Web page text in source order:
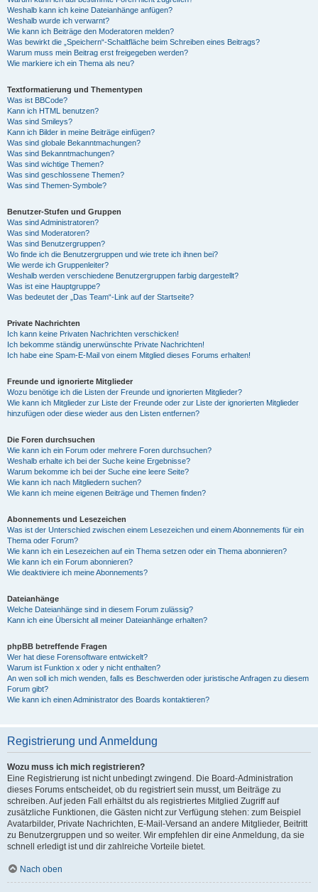
Weshalb kann ich keine Dateianhänge anfügen?
Weshalb wurde ich verwarnt?
Wie kann ich Beiträge den Moderatoren melden?
Was bewirkt die „Speichern“-Schaltfläche beim Schreiben eines Beitrags?
Warum muss mein Beitrag erst freigegeben werden?
Wie markiere ich ein Thema als neu?
Textformatierung und Thementypen
Was ist BBCode?
Kann ich HTML benutzen?
Was sind Smileys?
Kann ich Bilder in meine Beiträge einfügen?
Was sind globale Bekanntmachungen?
Was sind Bekanntmachungen?
Was sind wichtige Themen?
Was sind geschlossene Themen?
Was sind Themen-Symbole?
Benutzer-Stufen und Gruppen
Was sind Administratoren?
Was sind Moderatoren?
Was sind Benutzergruppen?
Wo finde ich die Benutzergruppen und wie trete ich ihnen bei?
Wie werde ich Gruppenleiter?
Weshalb werden verschiedene Benutzergruppen farbig dargestellt?
Was ist eine Hauptgruppe?
Was bedeutet der „Das Team“-Link auf der Startseite?
Private Nachrichten
Ich kann keine Privaten Nachrichten verschicken!
Ich bekomme ständig unerwünschte Private Nachrichten!
Ich habe eine Spam-E-Mail von einem Mitglied dieses Forums erhalten!
Freunde und ignorierte Mitglieder
Wozu benötige ich die Listen der Freunde und ignorierten Mitglieder?
Wie kann ich Mitglieder zur Liste der Freunde oder zur Liste der ignorierten Mitglieder
hinzufügen oder diese wieder aus den Listen entfernen?
Die Foren durchsuchen
Wie kann ich ein Forum oder mehrere Foren durchsuchen?
Weshalb erhalte ich bei der Suche keine Ergebnisse?
Warum bekomme ich bei der Suche eine leere Seite?
Wie kann ich nach Mitgliedern suchen?
Wie kann ich meine eigenen Beiträge und Themen finden?
Abonnements und Lesezeichen
Was ist der Unterschied zwischen einem Lesezeichen und einem Abonnements für ein
Thema oder Forum?
Wie kann ich ein Lesezeichen auf ein Thema setzen oder ein Thema abonnieren?
Wie kann ich ein Forum abonnieren?
Wie deaktiviere ich meine Abonnements?
Dateianhänge
Welche Dateianhänge sind in diesem Forum zulässig?
Kann ich eine Übersicht all meiner Dateianhänge erhalten?
phpBB betreffende Fragen
Wer hat diese Forensoftware entwickelt?
Warum ist Funktion x oder y nicht enthalten?
An wen soll ich mich wenden, falls es Beschwerden oder juristische Anfragen zu diesem
Forum gibt?
Wie kann ich einen Administrator des Boards kontaktieren?
Registrierung und Anmeldung
Wozu muss ich mich registrieren?
Eine Registrierung ist nicht unbedingt zwingend. Die Board-Administration
dieses Forums entscheidet, ob du registriert sein musst, um Beiträge zu
schreiben. Auf jeden Fall erhältst du als registriertes Mitglied Zugriff auf
zusätzliche Funktionen, die Gästen nicht zur Verfügung stehen: zum Beispiel
Avatarbilder, Private Nachrichten, E-Mail-Versand an andere Mitglieder, Beitritt
zu Benutzergruppen und so weiter. Wir empfehlen dir eine Anmeldung, da sie
schnell erledigt ist und dir zahlreiche Vorteile bietet.
Nach oben